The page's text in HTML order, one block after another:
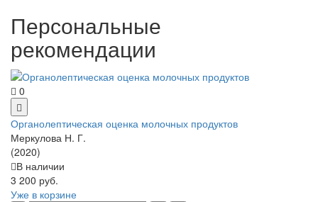
Персональные
рекомендации
0
Органолептическая оценка молочных продуктов
Меркулова Н. Г.
(2020)
В наличии
3 200 руб.
Уже в корзине